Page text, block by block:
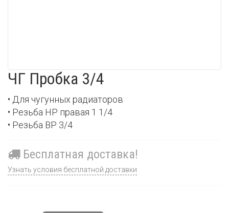
ЧГ Пробка 3/4
• Для чугунных радиаторов
• Резьба НР правая 1 1/4
• Резьба ВР 3/4
Бесплатная доставка!
Узнать условия бесплатной доставки